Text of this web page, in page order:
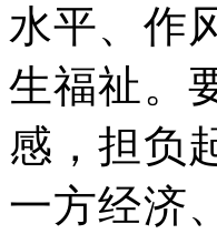
水平、作
生福祉。
感，担负
一方经济